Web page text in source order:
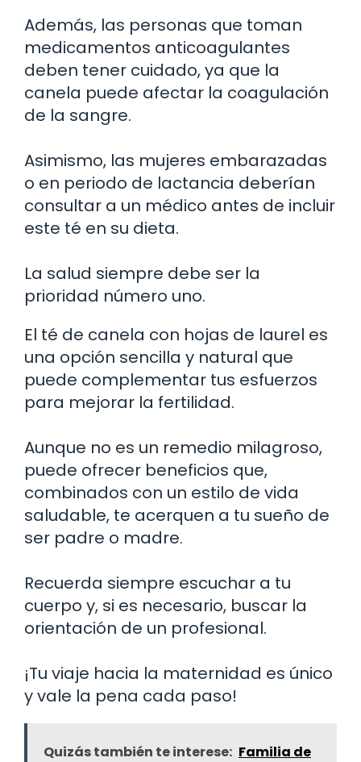
Además, las personas que toman
medicamentos anticoagulantes
deben tener cuidado, ya que la
canela puede afectar la coagulación
de la sangre.
Asimismo, las mujeres embarazadas
o en periodo de lactancia deberían
consultar a un médico antes de incluir
este té en su dieta.
La salud siempre debe ser la
prioridad número uno.
El té de canela con hojas de laurel es
una opción sencilla y natural que
puede complementar tus esfuerzos
para mejorar la fertilidad.
Aunque no es un remedio milagroso,
puede ofrecer beneficios que,
combinados con un estilo de vida
saludable, te acerquen a tu sueño de
ser padre o madre.
Recuerda siempre escuchar a tu
cuerpo y, si es necesario, buscar la
orientación de un profesional.
¡Tu viaje hacia la maternidad es único
y vale la pena cada paso!
Quizás también te interese: Familia de